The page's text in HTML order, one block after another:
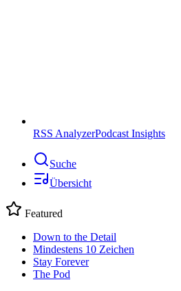
RSS AnalyzerPodcast Insights
Suche
Übersicht
Featured
Down to the Detail
Mindestens 10 Zeichen
Stay Forever
The Pod